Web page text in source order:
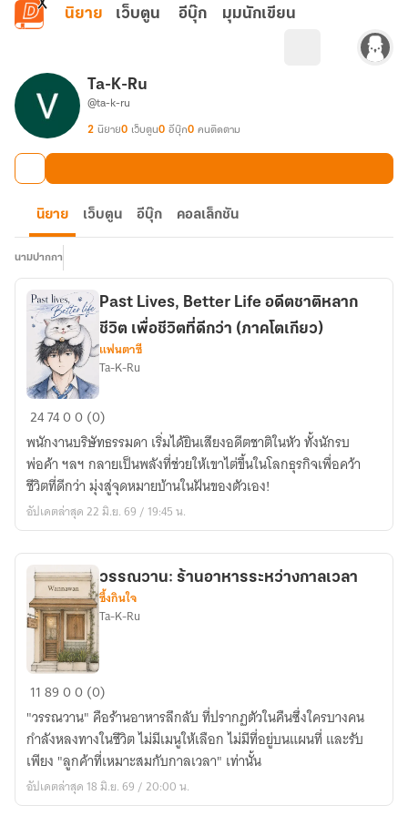
ข้ามไปยังเนื้อหาหลัก
นิยาย เว็บตูน อีบุ๊ก มุมนักเขียน
Ta-K-Ru
@ta-k-ru
2 นิยาย0 เว็บตูน0 อีบุ๊ก0 คนติดตาม
นิยาย เว็บตูน อีบุ๊ก คอลเล็กชัน
นามปากกา
Past
Lives,
Better
Life
อดีต
ชาติ
ชีวิต
เพื่อ
ชีวิต
ที่
กว่า
(ภาค
โตเกียว)
Past Lives, Better Life อดีตชาติหลาก
ชีวิต เพื่อชีวิตที่ดีกว่า (ภาคโตเกียว)
แฟนตาซี
Ta-K-Ru
247400 (0)
พนักงานบริษัทธรรมดา เริ่มได้ยินเสียงอดีตชาติในหัว ทั้งนักรบ
พ่อค้า ฯลฯ กลายเป็นพลังที่ช่วยให้เขาไต่ขึ้นในโลกธุรกิจเพื่อคว้า
ชีวิตที่ดีกว่า มุ่งสู่จุดหมายบ้านในฝันของตัวเอง!
อัปเดตล่าสุด 22 มิ.ย. 69 / 19:45 น.
วรรณ
ร้าน
อาหาร
ระหว่าง
กาล
วรรณวาน: ร้านอาหารระหว่างกาลเวลา
ซึ้งกินใจ
Ta-K-Ru
118900 (0)
"วรรณวาน" คือร้านอาหารลึกลับ ที่ปรากฏตัวในคืนซึ่งใครบางคน
กำลังหลงทางในชีวิต ไม่มีเมนูให้เลือก ไม่มีที่อยู่บนแผนที่ และรับ
เพียง "ลูกค้าที่เหมาะสมกับกาลเวลา" เท่านั้น
อัปเดตล่าสุด 18 มิ.ย. 69 / 20:00 น.